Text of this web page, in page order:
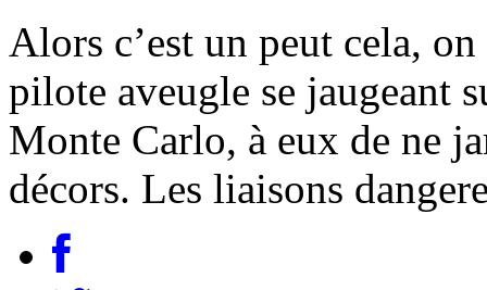
Alors c’est un peut cela,
pilote aveugle se jaugeant
Monte Carlo, à eux de ne
décors. Les liaisons